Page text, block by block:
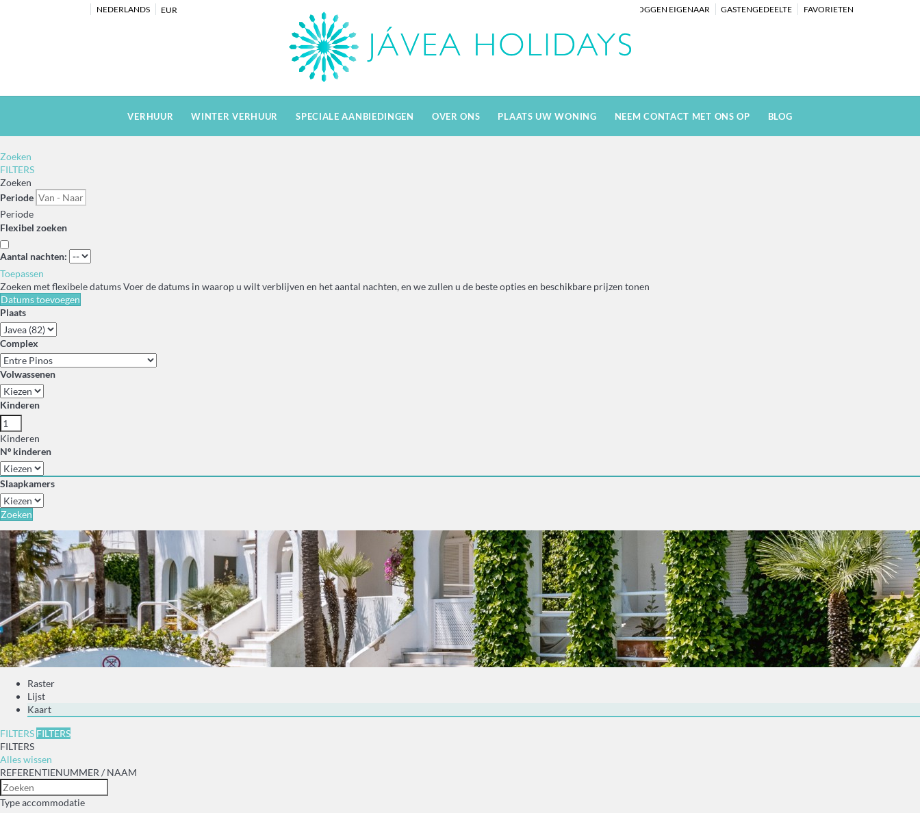
NEDERLANDS EUR FAVORIETEN
GASTENGEDEELTE
INLOGGEN EIGENAAR
VERHUUR WINTER VERHUUR SPECIALE AANBIEDINGEN OVER ONS PLAATS UW WONING NEEM CONTACT MET ONS OP BLOG
Zoeken
FILTERS
Zoeken
Periode
Periode
Flexibel zoeken
Aantal nachten:
Toepassen
Zoeken met flexibele datumsVoer de datums in waarop u wilt verblijven en het aantal nachten, en we zullen u de beste opties en beschikbare prijzen tonen
Datums toevoegen
Plaats
Complex
Volwassenen
Kinderen
Kinderen
Nº kinderen
Slaapkamers
Zoeken
Raster
Lijst
Kaart
FILTERS FILTERS
FILTERS
Alles wissen
REFERENTIENUMMER / NAAM
Type accommodatie